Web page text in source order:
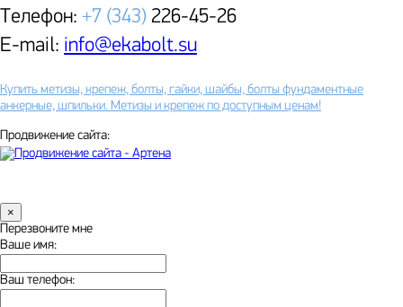
Телефон: +7 (343) 226-45-26
E-mail: info@ekabolt.su
Купить метизы, крепеж, болты, гайки, шайбы, болты фундаментные
анкерные, шпильки. Метизы и крепеж по доступным ценам!
Продвижение сайта:
×
Перезвоните мне
Ваше имя:
Ваш телефон: